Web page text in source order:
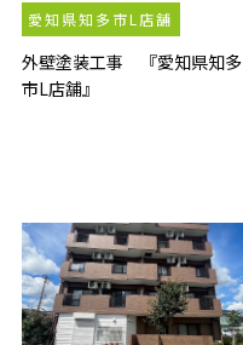
愛知県知多市L店舗
外壁塗装工事 『愛知県知多
市L店舗』